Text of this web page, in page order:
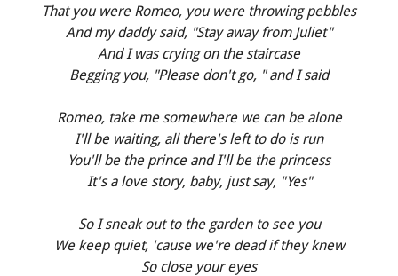
That you were Romeo, you were throwing pebbles
And my daddy said, "Stay away from Juliet"
And I was crying on the staircase
Begging you, "Please don't go, " and I said
Romeo, take me somewhere we can be alone
I'll be waiting, all there's left to do is run
You'll be the prince and I'll be the princess
It's a love story, baby, just say, "Yes"
So I sneak out to the garden to see you
We keep quiet, 'cause we're dead if they knew
So close your eyes